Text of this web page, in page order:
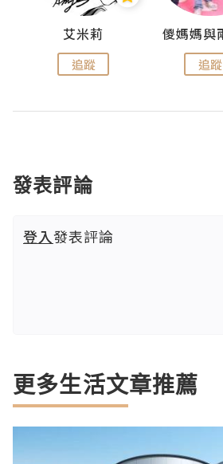
艾米莉
追蹤 追蹤
發表評論
登入發表評論
更多生活文章推薦